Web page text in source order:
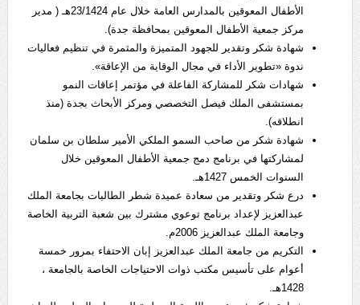
الأطفال المعوقين بالمدارس العامة خلال عام 23/1424هـ ( مدير
مركز جمعية الأطفال المعوقين بمحافظة جدة).
شهادة شكر وتقدير للجهود المتميزة والمثمرة في تنظيم فعاليات
ندوة «تطوير الأداء في مجال الوقاية من الإعاقة».
شهادات شكر للمشاركة الفاعلة في مؤتمر إعاقات النمو
بمستشفى الملك فيصل التخصصي ومركز الأبحاث بجدة (منذ
انطلاقه).
شهادة شكر من صاحب السمو الملكي الأمير سلطان بن سلمان
لمشاركتها في برنامج دمج جمعية الأطفال المعوقين خلال
السنوات الخمس 1427هـ.
درع شكر وتقدير من سعادة عميدة شطر الطالبات بجامعة الملك
عبدالعزيز لإعداد برنامج توعوي مشترك بين شعبة التربية الخاصة
وجامعة الملك عبدالعزيز 2006م.
التكريم من جامعة الملك عبدالعزيز إبان الاحتفاء بمرور خمسة
أعوام على تأسيس مكتب ذوات الاحتياجات الخاصة بالجامعة ،
1428هـ.